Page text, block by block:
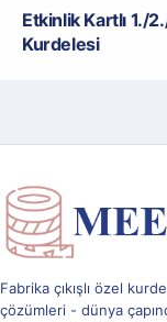
Etkinlik Kartlı 1./
Kurdelesi
Fabrika çıkışlı özel
çözümleri - dünya